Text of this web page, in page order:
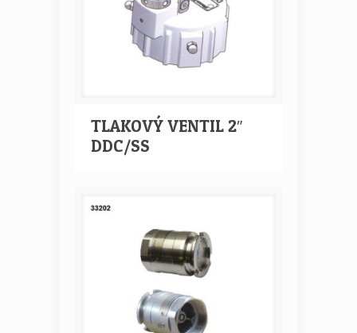
TLAKOVÝ VENTIL 2″
DDC/SS